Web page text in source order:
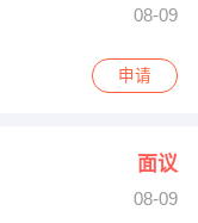
08-09
楼23楼2311室申请
面议
08-09